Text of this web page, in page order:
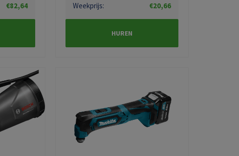
€82,64
Weekprijs:
€20,66
HUREN